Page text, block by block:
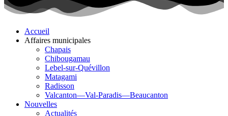
Accueil
Affaires municipales
Chapais
Chibougamau
Lebel-sur-Quévillon
Matagami
Radisson
Valcanton—Val-Paradis—Beaucanton
Nouvelles
Actualités